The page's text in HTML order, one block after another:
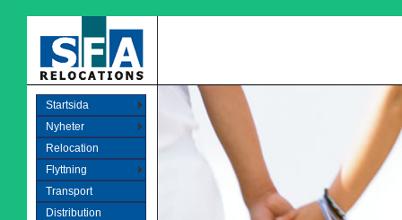
Startsida
Nyheter
Relocation
Flyttning
Transport
Distribution